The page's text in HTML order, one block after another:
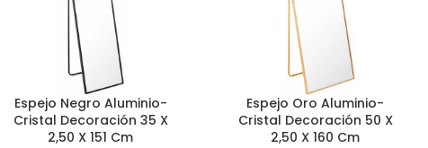
Espejo Negro Aluminio-
Cristal Decoración 35 X
2,50 X 151 Cm
Espejo Oro Aluminio-
Cristal Decoración 50 X
2,50 X 160 Cm